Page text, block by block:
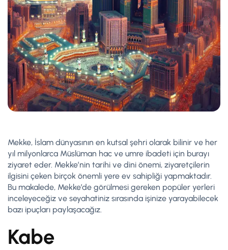
Mekke, İslam dünyasının en kutsal şehri olarak bilinir ve her
yıl milyonlarca Müslüman hac ve umre ibadeti için burayı
ziyaret eder. Mekke’nin tarihi ve dini önemi, ziyaretçilerin
ilgisini çeken birçok önemli yere ev sahipliği yapmaktadır.
Bu makalede, Mekke’de görülmesi gereken popüler yerleri
inceleyeceğiz ve seyahatiniz sırasında işinize yarayabilecek
bazı ipuçları paylaşacağız.
Kabe